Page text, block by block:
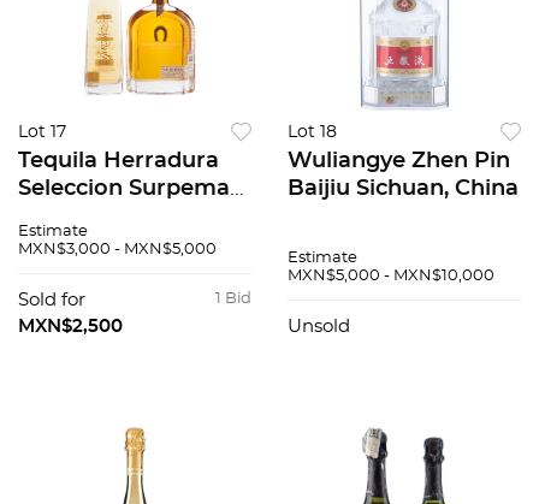
Lot 17
Tequila Herradura
Seleccion Surpema
añejo y Reserva de
Reposado en
estuche
Estimate
MXN$3,000 - MXN$5,000
1 Bid
Sold for
MXN$2,500
Lot 18
Wuliangye Zhen Pin
Baijiu Sichuan, China
Estimate
MXN$5,000 - MXN$10,000
Unsold